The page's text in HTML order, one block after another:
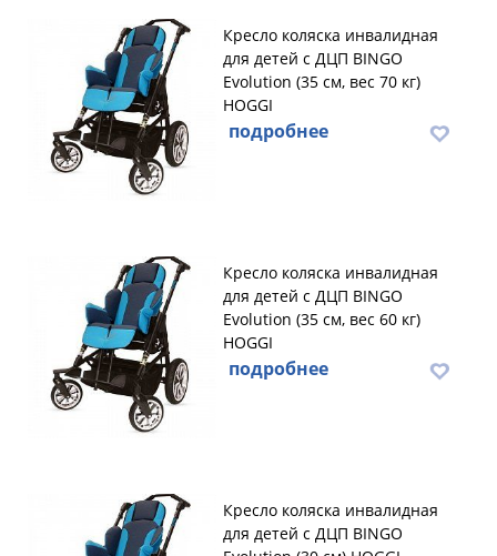
Кресло коляска инвалидная
для детей с ДЦП BINGO
Evolution (35 см, вес 70 кг)
HOGGI
подробнее
Кресло коляска инвалидная
для детей с ДЦП BINGO
Evolution (35 см, вес 60 кг)
HOGGI
подробнее
Кресло коляска инвалидная
для детей с ДЦП BINGO